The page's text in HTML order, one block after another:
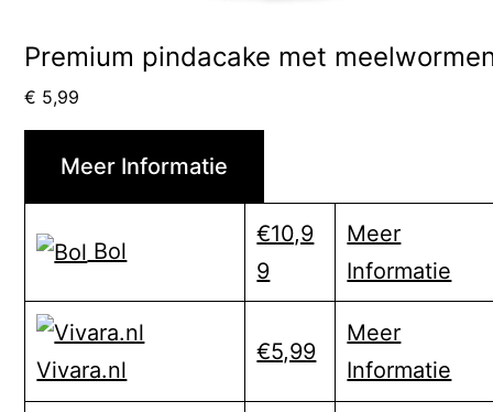
Premium pindacake met
€ 5,99
Meer Informatie
Bol
€10,9
9
Meer
Informatie
Vivara.nl
€5,99
Meer
Informatie